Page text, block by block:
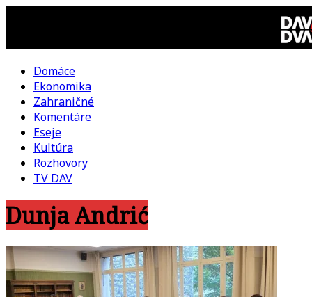
DAV
DVA
kultúrno-
politická
revue
Domáce
Ekonomika
Zahraničné
Komentáre
Eseje
Kultúra
Rozhovory
TV DAV
Dunja Andrić